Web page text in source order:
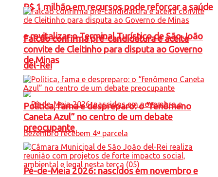
R$ 1 milhão em recursos pode reforçar a saúde
e revitalizar o Terminal Turístico de São João
del-Rei
Pé-de-Meia 2026: nascidos em novembro e
Falcão confirma pré-candidatura e aceita
convite de Cleitinho para disputa ao Governo
de Minas
Política, fama e despreparo: o “fenômeno
Caneta Azul” no centro de um debate
preocupante